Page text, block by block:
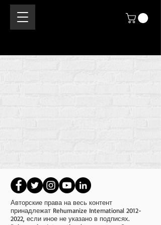
Авторские права на весь контент
принадлежат Rehumanize International 2012-
2022, если иное не указано в подписях.